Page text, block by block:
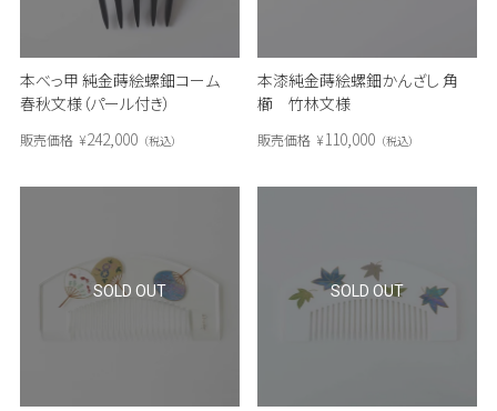
本べっ甲 純金蒔絵螺鈿コーム
春秋文様（パール付き）
販売価格 ¥242,000 税込
本漆純金蒔絵螺鈿かんざし 角
櫛 竹林文様
販売価格 ¥110,000 税込
SOLD OUT SOLD OUT